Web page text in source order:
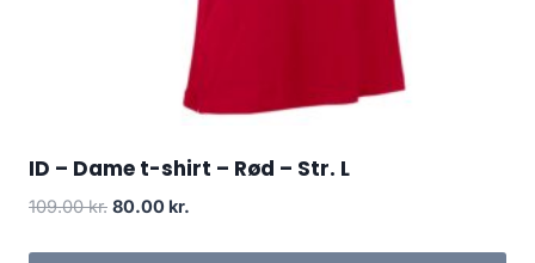
ID – Dame t-shirt – Rød – Str. L
109.00kr. Original
80.00 kr.